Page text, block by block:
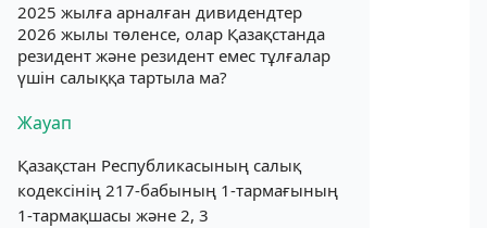
2025 жылға арналған дивидендтер
2026 жылы төленсе, олар Қазақстанда
резидент және резидент емес тұлғалар
үшін салыққа тартыла ма?
Жауап
Қазақстан Республикасының салық
кодексінің 217-бабының 1-тармағының
1-тармақшасы және 2, 3